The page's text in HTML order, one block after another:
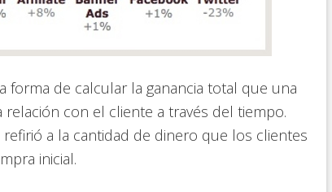
forma de calcular la ganancia total que una
con el cliente a través del tiempo.
a la cantidad de dinero que los clientes
inicial.